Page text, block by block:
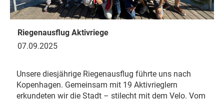
Riegenausflug Aktivriege
07.09.2025
Unsere diesjährige Riegenausflug führte uns nach
Kopenhagen. Gemeinsam mit 19 Aktivrieglern
erkundeten wir die Stadt – stilecht mit dem Velo. Vom